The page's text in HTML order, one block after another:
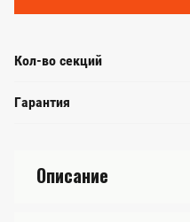
Кол-во секций
Гарантия
Описание